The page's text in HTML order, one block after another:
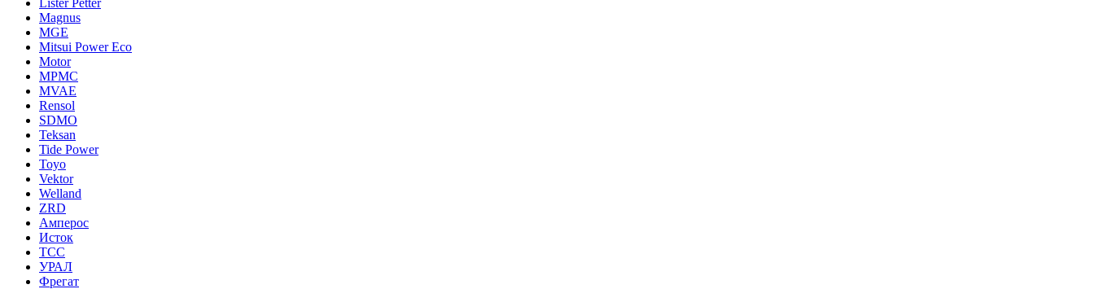
Lister Petter
Magnus
MGE
Mitsui Power Eco
Motor
MPMC
MVAE
Rensol
SDMO
Teksan
Tide Power
Toyo
Vektor
Welland
ZRD
Амперос
Исток
ТСС
УРАЛ
Фрегат